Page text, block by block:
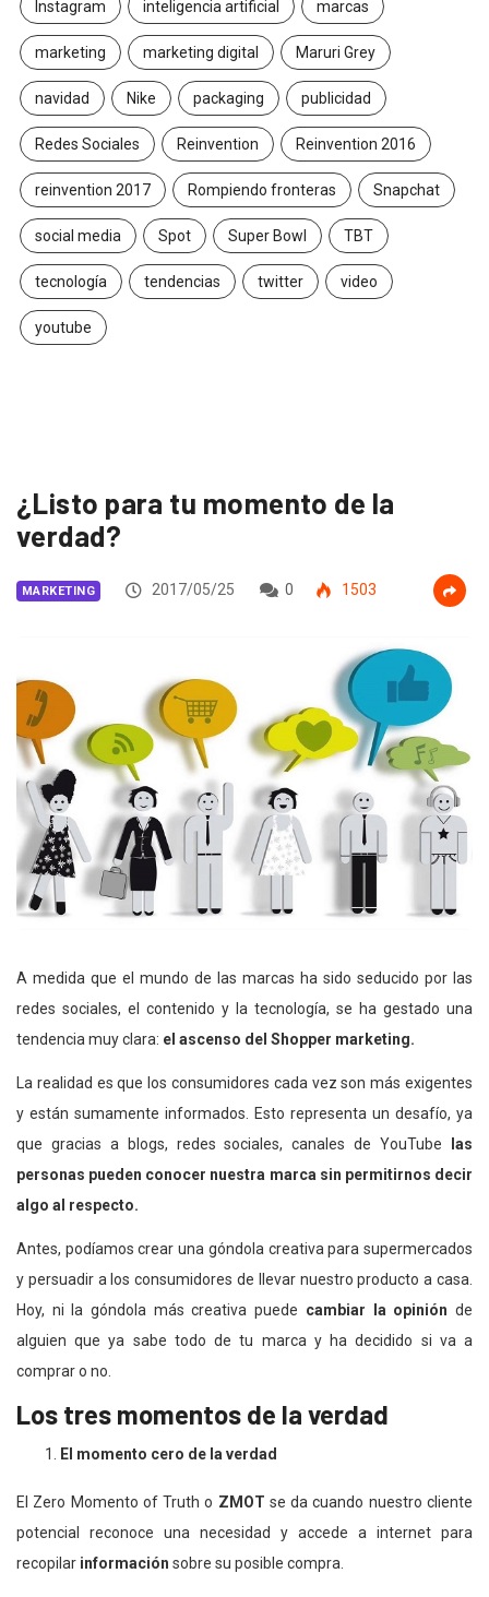
Instagram inteligencia artificial marcas
marketing marketing digital Maruri Grey
navidad Nike packaging publicidad
Redes Sociales Reinvention Reinvention 2016
reinvention 2017 Rompiendo fronteras Snapchat
social media Spot Super Bowl TBT
tecnología tendencias twitter video
youtube
¿Listo para tu momento de la
verdad?
MARKETING 2017/05/25 0 1503
A medida que el mundo de las marcas ha sido seducido por las
redes sociales, el contenido y la tecnología, se ha gestado una
tendencia muy clara: el ascenso del Shopper marketing.
La realidad es que los consumidores cada vez son más exigentes
y están sumamente informados. Esto representa un desafío, ya
que gracias a blogs, redes sociales, canales de YouTube las
personas pueden conocer nuestra marca sin permitirnos decir
algo al respecto.
Antes, podíamos crear una góndola creativa para supermercados
y persuadir a los consumidores de llevar nuestro producto a casa.
Hoy, ni la góndola más creativa puede cambiar la opinión de
alguien que ya sabe todo de tu marca y ha decidido si va a
comprar o no.
Los tres momentos de la verdad
El momento cero de la verdad
El Zero Momento of Truth o ZMOT se da cuando nuestro cliente
potencial reconoce una necesidad y accede a internet para
recopilar información sobre su posible compra.